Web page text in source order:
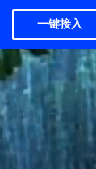
一键接入